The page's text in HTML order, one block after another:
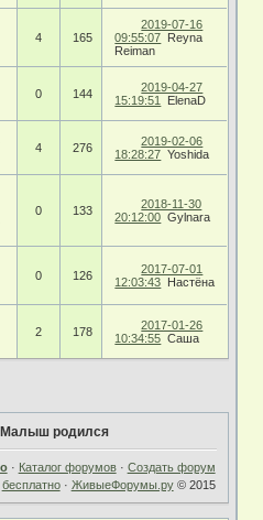
4 165
2019-07-16
09:55:07 Reyna
Reiman
0 144
2019-04-27
15:19:51
ElenaD
4 276
2019-02-06
18:28:27 Yoshida
0 133
2018-11-30
20:12:00 Gylnara
0 126
2017-07-01
12:03:43 Настёна
2
178
2017-01-26
10:34:55 Саша
Малыш родился
· Каталог форумов· Создать форум
бесплатно· ЖивыеФорумы.ру© 2015